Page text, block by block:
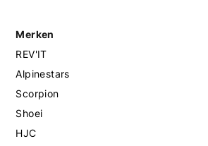
Merken
REV'IT
Alpinestars
Scorpion
Shoei
HJC